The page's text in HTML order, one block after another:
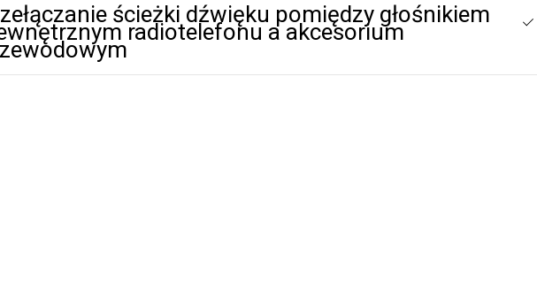
ścieżki dźwięku pomiędzy głośnikiem
radiotelefonu a akcesorium